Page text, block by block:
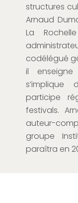
structures
Arnaud
La
codélégué
il enseigne
participe
festivals.
auteur-
groupe
paraîtra en